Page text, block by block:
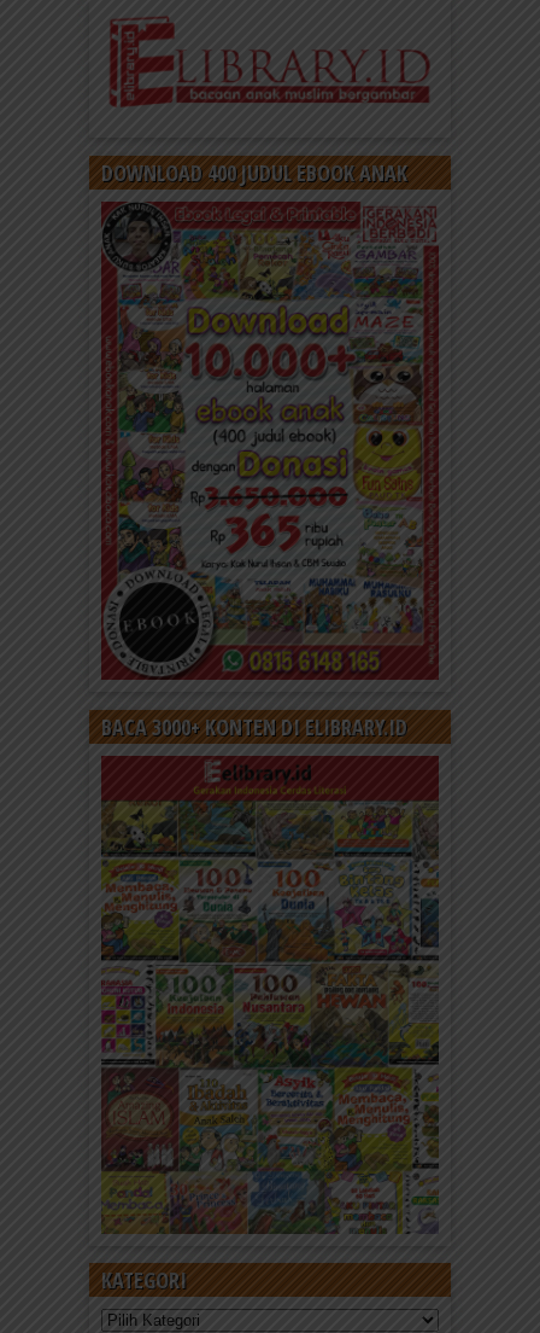
DOWNLOAD 400 JUDUL EBOOK ANAK
BACA 3000+ KONTEN DI ELIBRARY.ID
KATEGORI
Kategori